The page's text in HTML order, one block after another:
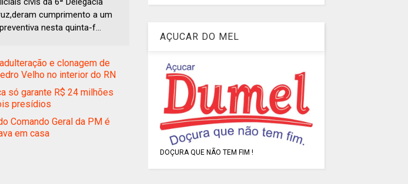
cumprimento a um
nesta quinta-f...
e clonagem de
Velho no interior do RN
só garante R$ 24 milhões
presídios
Comando Geral da PM é
em casa
AÇUCAR DO MEL
DOÇURA QUE NÃO TEM FIM !